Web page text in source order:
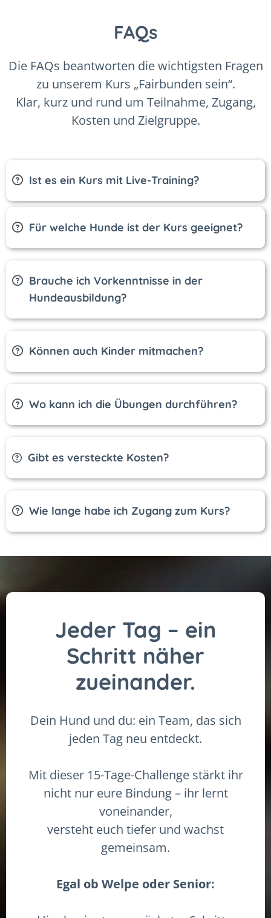
FAQs
Die FAQs beantworten die wichtigsten Fragen
zu unserem Kurs „Fairbunden sein“.
Klar, kurz und rund um Teilnahme, Zugang,
Kosten und Zielgruppe.
Ist es ein Kurs mit Live-Training?
Für welche Hunde ist der Kurs geeignet?
Brauche ich Vorkenntnisse in der
Hundeausbildung?
Können auch Kinder mitmachen?
Wo kann ich die Übungen durchführen?
Gibt es versteckte Kosten?
Wie lange habe ich Zugang zum Kurs?
Jeder Tag – ein
Schritt näher
zueinander.
Dein Hund und du: ein Team, das sich
jeden Tag neu entdeckt.
Mit dieser 15-Tage-Challenge stärkt ihr
nicht nur eure Bindung – ihr lernt
voneinander,
versteht euch tiefer und wachst
gemeinsam.
Egal ob Welpe oder Senior: